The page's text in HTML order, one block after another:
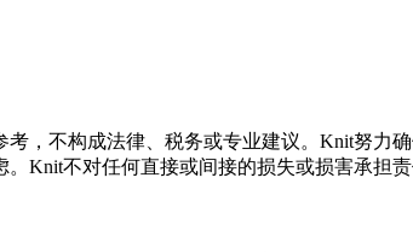
考，不构成法律、税务或专业建议。Knit努力
Knit不对任何直接或间接的损失或损害承担责